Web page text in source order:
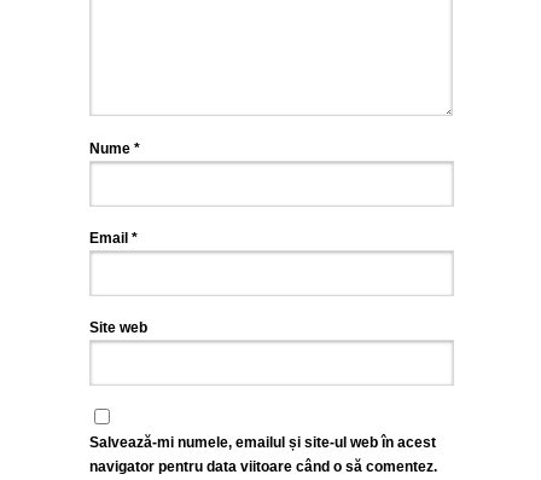
Nume *
Email *
Site web
Salvează-mi numele, emailul și site-ul web în acest
navigator pentru data viitoare când o să comentez.